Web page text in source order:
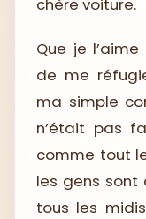
chère voiture.
Que je
de me
ma simple
n’était pas
comme tout
les gens sont
tous les